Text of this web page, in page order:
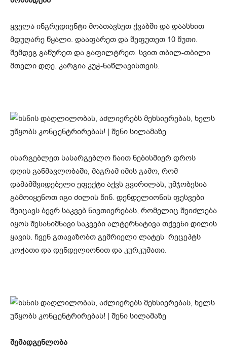
ყველა ინგრედიენტი მოათავსეთ ქვაბში და დაასხით
მდუღარე წყალი. დააფარეთ და შეფუთეთ 10 წუთი.
შემდეგ გაწურეთ და გაფილტრეთ. სვით თბილ-თბილი
მთელი დღე. კარგია კუჭ-ნაწლავისთვის.
ისარგებლეთ სასარგებლო ჩაით ნებისმიერ დროს
დღის განმავლობაში, მაგრამ იმის გამო, რომ
დამამშვიდებელი ეფექტი აქვს გვირილას, უმჯობესია
გამოიყენოთ იგი ძილის წინ. დენდელიონის ფესვები
შეიცავს ბევრ საკვებ ნივთიერებას, რომელიც შეიძლება
იყოს შესანიშნავი საკვები ალტერნატივა თქვენი დილის
ყავის. ჩვენ გთავაზობთ გემრიელი ლატეს რეცეპტს
კოჭათი და დენდელიონით და კურკუმათი.
შემადგენლობა